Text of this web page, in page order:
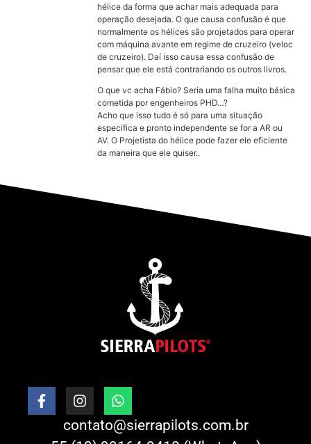
hélice da forma que achar mais adequada para
operação desejada. O que causa confusão é que
normalmente os hélices são projetados para operar
com máquina avante em regime de cruzeiro (veloc
de cruzeiro). Daí isso causa essa confusão de
pensar que ele está contrariando os outros livros.
O que vc acha Fábio? Seria uma falha muito básica
cometida por engenheiros PHD…?
Acho que isso tudo é só para uma situação
especifica e pronto independente se for a AR ou
AV. O Projetista do hélice pode fazer ele eficiente
da maneira que ele quiser..
contato@sierrapilots.com.br